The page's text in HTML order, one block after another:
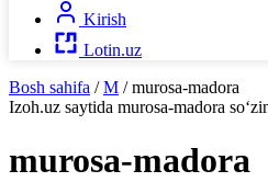
Kirish
Lotin.uz
Bosh sahifa / M / murosa-madora
Izoh.uz saytida murosa-madora
murosa-madora